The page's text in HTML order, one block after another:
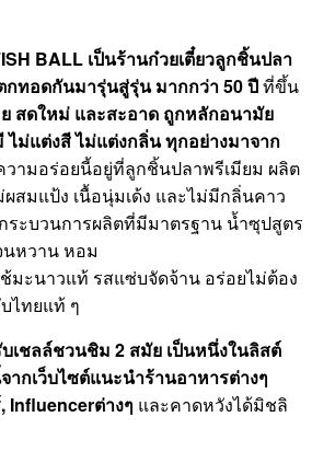
BALL เป็นร้านก๋วยเตี๋ยวลูกชิ้นปลา
ทอดกันมารุ่นสู่รุ่น มากกว่า 50 ปีที่ขึ้น
ย สดใหม่ และสะอาด ถูกหลักอนามัย
ไม่แต่งสี ไม่แต่งกลิ่น ทุกอย่างมาจาก
ามอร่อยนี้อยู่ที่ลูกชิ้นปลาพรีเมียม ผลิต
ผสมแป้ง เนื้อนุ่มเด้ง และไม่มีกลิ่นคาว
ระบวนการผลิตที่มีมาตรฐาน น้ำซุปสูตร
นหวาน หอม
มะนาวแท้ รสแซ่บจัดจ้าน อร่อยไม่ต้อง
ไทยแท้ ๆ
เชลล์ชวนชิม 2 สมัย เป็นหนึ่งในลิสต์
ากเว็บไซต์แนะนำร้านอาหารต่างๆ
, Influencerต่างๆ และคาดหวังได้มิชลิ